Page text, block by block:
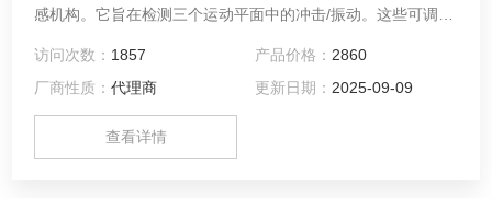
感机构。它旨在检测三个运动平面中的冲击/振动。这些可调的
访问次数： 1857 产品价格： 2860
厂商性质：代理商 更新日期： 2025-09-09
查看详情